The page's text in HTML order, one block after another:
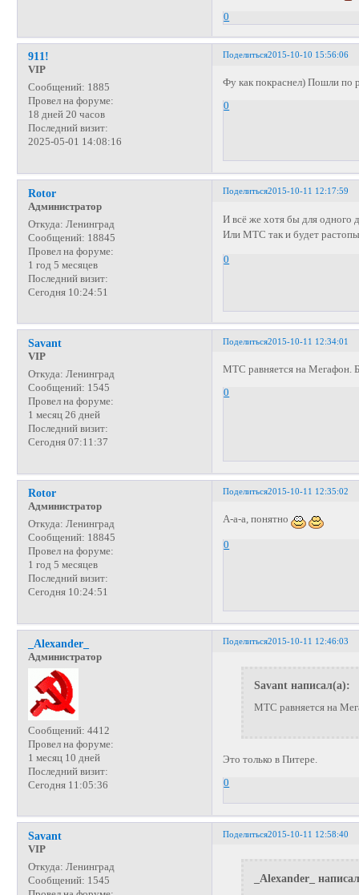
0
Поделиться2015-10-10 15:56:06
911!
VIP
Сообщений: 1885
Провел на форуме:
18 дней 20 часов
Последний визит:
2025-05-01 14:08:16
Фу как покраснел) Пошли
0
Поделиться2015-10-11 12:17:59
Rotor
Администратор
Откуда: Ленинград
Сообщений: 18845
Провел на форуме:
1 год 5 месяцев
Последний визит:
Сегодня 10:24:51
И всё же хотя бы для одного
Или МТС так и будет
0
Поделиться2015-10-11 12:34:01
Savant
VIP
Откуда: Ленинград
Сообщений: 1545
Провел на форуме:
1 месяц 26 дней
Последний визит:
Сегодня 07:11:37
МТС равняется на Мегафон.
0
Поделиться2015-10-11 12:35:02
Rotor
Администратор
Откуда: Ленинград
Сообщений: 18845
Провел на форуме:
1 год 5 месяцев
Последний визит:
Сегодня 10:24:51
А-а-а, понятно
0
Поделиться2015-10-11 12:46:03
_Alexander_
Администратор
Сообщений: 4412
Провел на форуме:
1 месяц 10 дней
Последний визит:
Сегодня 11:05:36
Savant написал(а):
МТС равняется на
Это только в Питере.
0
Поделиться2015-10-11 12:58:40
Savant
VIP
Откуда: Ленинград
Сообщений: 1545
_Alexander_